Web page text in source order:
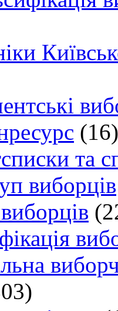
(16)
та
виборців